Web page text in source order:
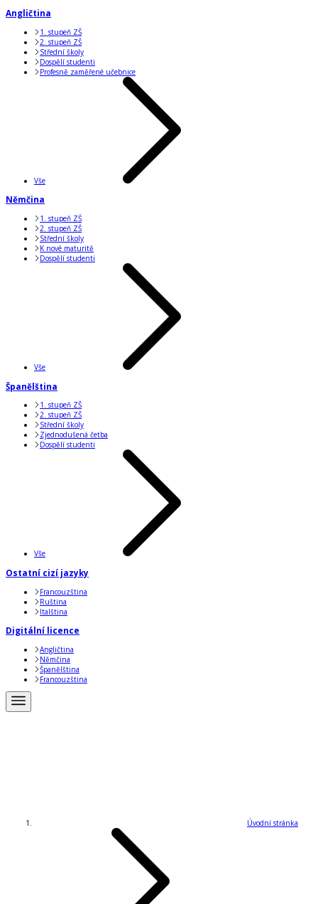
Angličtina
1. stupeň ZŠ
2. stupeň ZŠ
Střední školy
Dospělí studenti
Profesně zaměřené učebnice
Vše
Němčina
1. stupeň ZŠ
2. stupeň ZŠ
Střední školy
K nové maturitě
Dospělí studenti
Vše
Španělština
1. stupeň ZŠ
2. stupeň ZŠ
Střední školy
Zjednodušená četba
Dospělí studenti
Vše
Ostatní cizí jazyky
Francouzština
Ruština
Italština
Digitální licence
Angličtina
Němčina
Španělština
Francouzština
Úvodní stránka